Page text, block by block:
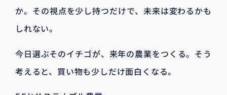
か。その視点を少し持つだけで、未来は変わるかも
しれない。
今日選ぶそのイチゴが、来年の農業をつくる。そう
考えると、買い物も少しだけ面白くなる。